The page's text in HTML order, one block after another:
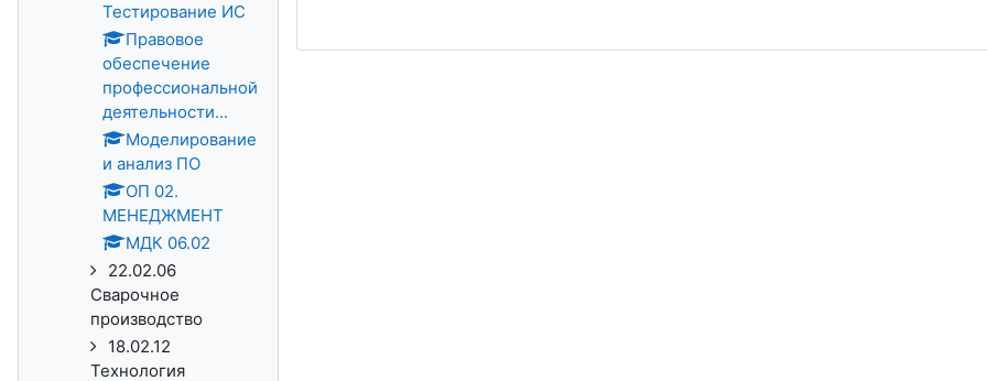
Тестирование ИС
Правовое
обеспечение
профессиональной
деятельности...
Моделирование
и анализ ПО
ОП 02.
МЕНЕДЖМЕНТ
МДК 06.02
22.02.06
Сварочное
производство
18.02.12
Технология